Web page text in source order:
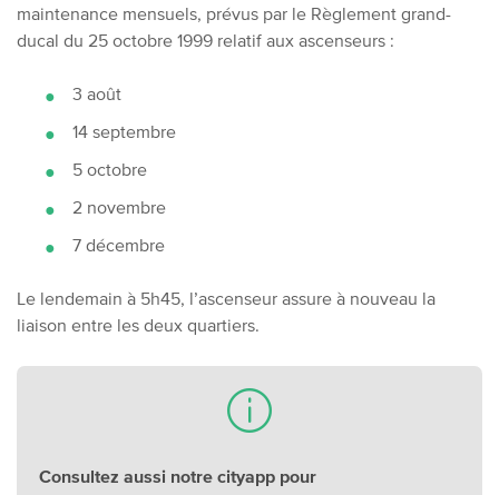
maintenance mensuels, prévus par le Règlement grand-
ducal du 25 octobre 1999 relatif aux ascenseurs :
3 août
14 septembre
5 octobre
2 novembre
7 décembre
Le lendemain à 5h45, l’ascenseur assure à nouveau la
liaison entre les deux quartiers.
Consultez aussi notre cityapp pour